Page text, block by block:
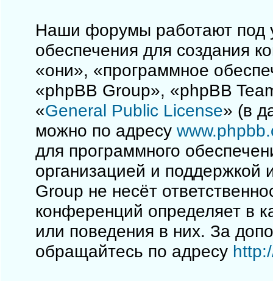
Наши форумы работают под
обеспечения для создания
«они», «программное
«phpBB Group», «phpBB
«General Public License» (в
можно по адресу
для программного
организацией и поддержкой
Group не несёт
конференций определяет в
или поведения в них. За
обращайтесь по адресу